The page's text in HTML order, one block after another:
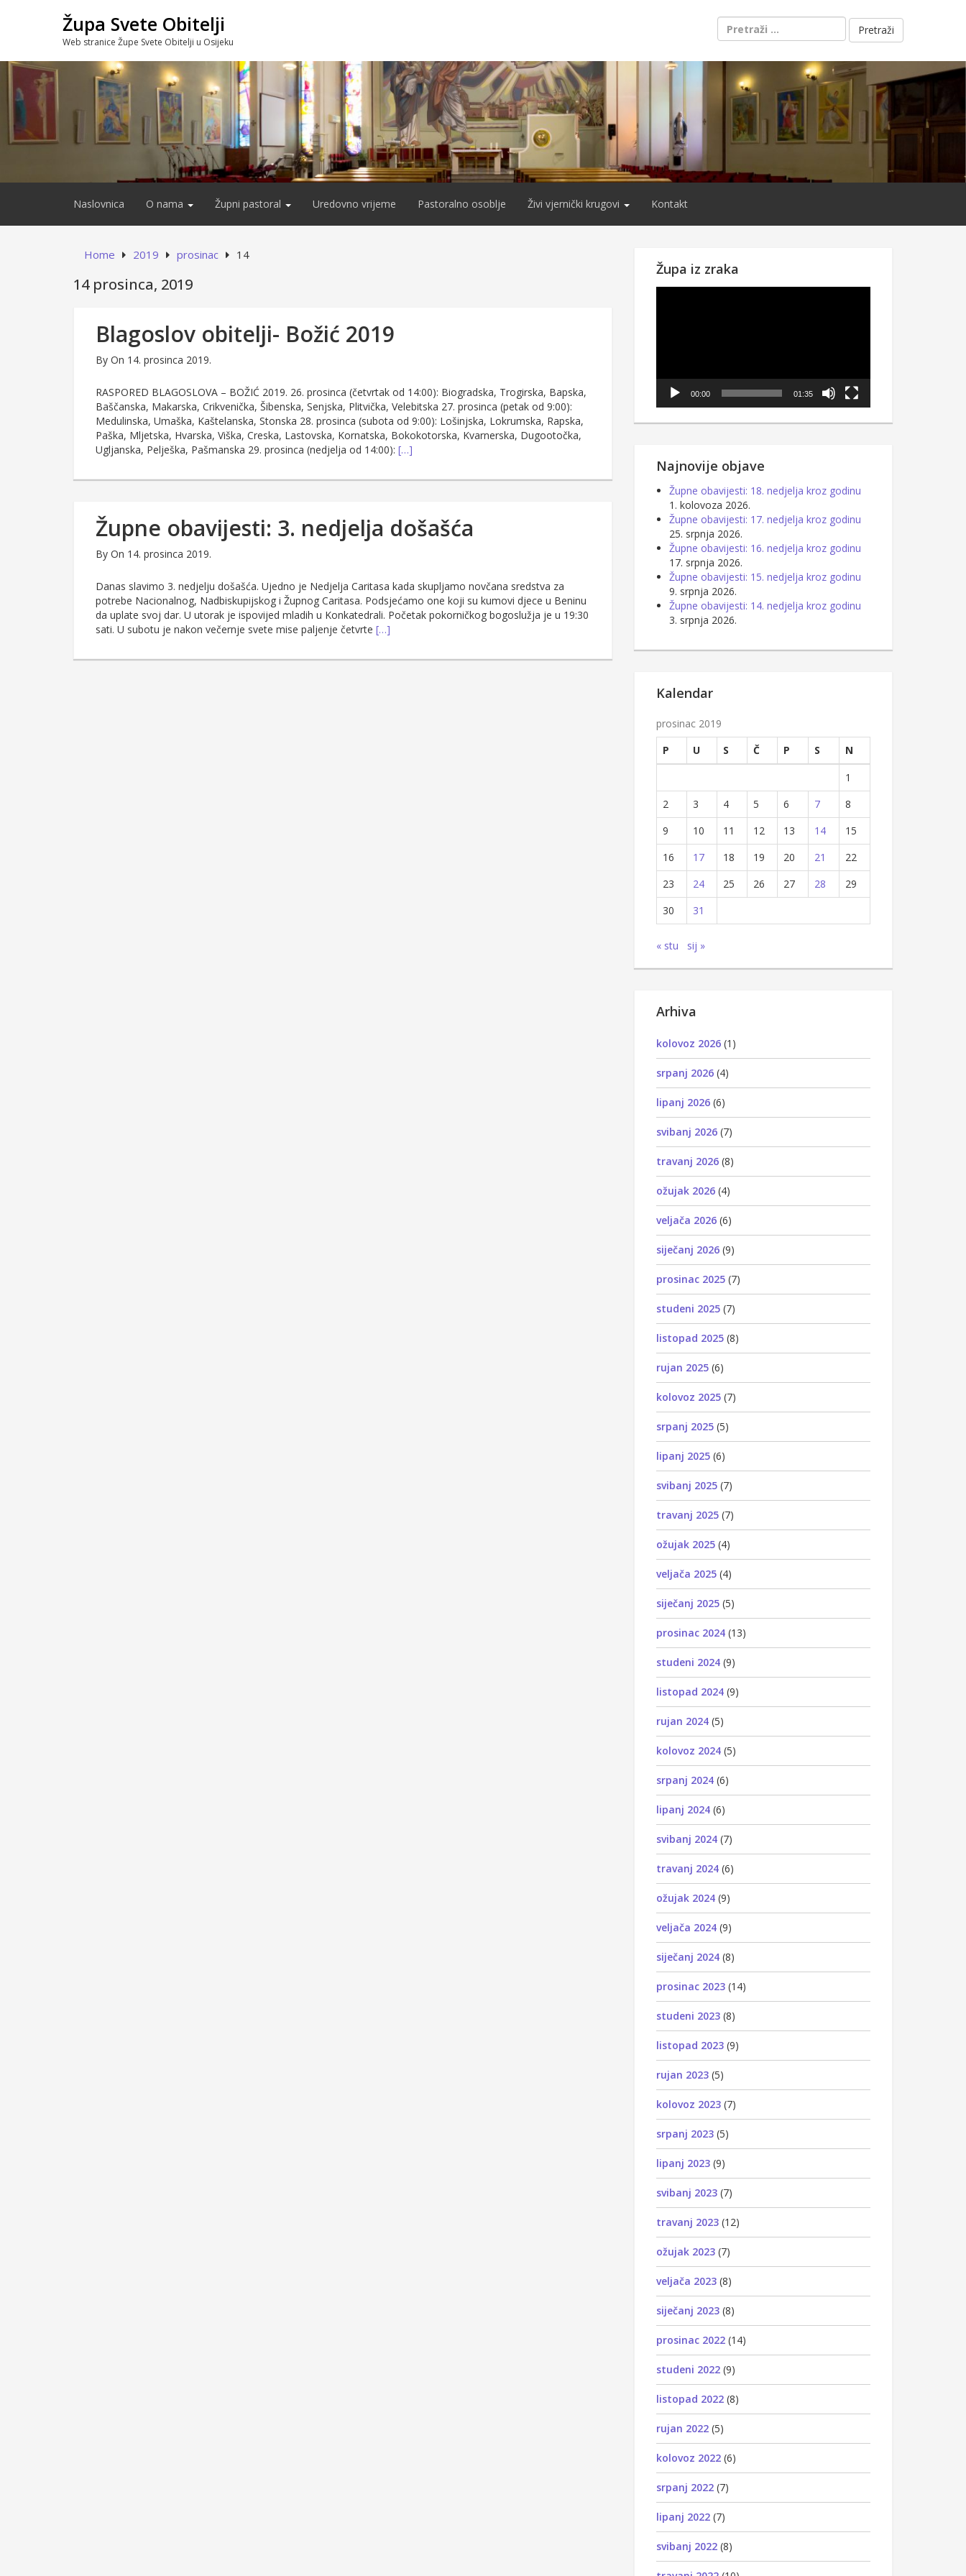
Župa Svete Obitelji
Web stranice Župe Svete Obitelji u Osijeku
Pretraži:
Naslovnica O nama Župni pastoral Uredovno vrijeme Pastoralno osoblje Živi vjernički krugovi Kontakt
Home 2019 prosinac 14
14 prosinca, 2019
Blagoslov obitelji- Božić 2019
By On 14. prosinca 2019.
RASPORED BLAGOSLOVA – BOŽIĆ 2019. 26. prosinca (četvrtak od 14:00): Biogradska, Trogirska, Bapska,
Baščanska, Makarska, Crikvenička, Šibenska, Senjska, Plitvička, Velebitska 27. prosinca (petak od 9:00):
Medulinska, Umaška, Kaštelanska, Stonska 28. prosinca (subota od 9:00): Lošinjska, Lokrumska, Rapska,
Paška, Mljetska, Hvarska, Viška, Creska, Lastovska, Kornatska, Bokokotorska, Kvarnerska, Dugootočka,
Ugljanska, Pelješka, Pašmanska 29. prosinca (nedjelja od 14:00): […]
Župne obavijesti: 3. nedjelja došašća
By On 14. prosinca 2019.
Danas slavimo 3. nedjelju došašća. Ujedno je Nedjelja Caritasa kada skupljamo novčana sredstva za
potrebe Nacionalnog, Nadbiskupijskog i Župnog Caritasa. Podsjećamo one koji su kumovi djece u Beninu
da uplate svoj dar. U utorak je ispovijed mladih u Konkatedrali. Početak pokorničkog bogoslužja je u 19:30
sati. U subotu je nakon večernje svete mise paljenje četvrte […]
Župa iz zraka
00:00 01:35
Najnovije objave
Župne obavijesti: 18. nedjelja kroz godinu
1. kolovoza 2026.
Župne obavijesti: 17. nedjelja kroz godinu
25. srpnja 2026.
Župne obavijesti: 16. nedjelja kroz godinu
17. srpnja 2026.
Župne obavijesti: 15. nedjelja kroz godinu
9. srpnja 2026.
Župne obavijesti: 14. nedjelja kroz godinu
3. srpnja 2026.
Kalendar
prosinac 2019
P
U S Č P S
N
1
2
3 4 5 6 7
8
9
10 11 12 13 14
15
16
17 18 19 20 21
22
23
24 25 26 27 28
29
30
31
« stu sij »
Arhiva
kolovoz 2026 (1)
srpanj 2026 (4)
lipanj 2026 (6)
svibanj 2026 (7)
travanj 2026 (8)
ožujak 2026 (4)
veljača 2026 (6)
siječanj 2026 (9)
prosinac 2025 (7)
studeni 2025 (7)
listopad 2025 (8)
rujan 2025 (6)
kolovoz 2025 (7)
srpanj 2025 (5)
lipanj 2025 (6)
svibanj 2025 (7)
travanj 2025 (7)
ožujak 2025 (4)
veljača 2025 (4)
siječanj 2025 (5)
prosinac 2024 (13)
studeni 2024 (9)
listopad 2024 (9)
rujan 2024 (5)
kolovoz 2024 (5)
srpanj 2024 (6)
lipanj 2024 (6)
svibanj 2024 (7)
travanj 2024 (6)
ožujak 2024 (9)
veljača 2024 (9)
siječanj 2024 (8)
prosinac 2023 (14)
studeni 2023 (8)
listopad 2023 (9)
rujan 2023 (5)
kolovoz 2023 (7)
srpanj 2023 (5)
lipanj 2023 (9)
svibanj 2023 (7)
travanj 2023 (12)
ožujak 2023 (7)
veljača 2023 (8)
siječanj 2023 (8)
prosinac 2022 (14)
studeni 2022 (9)
listopad 2022 (8)
rujan 2022 (5)
kolovoz 2022 (6)
srpanj 2022 (7)
lipanj 2022 (7)
svibanj 2022 (8)